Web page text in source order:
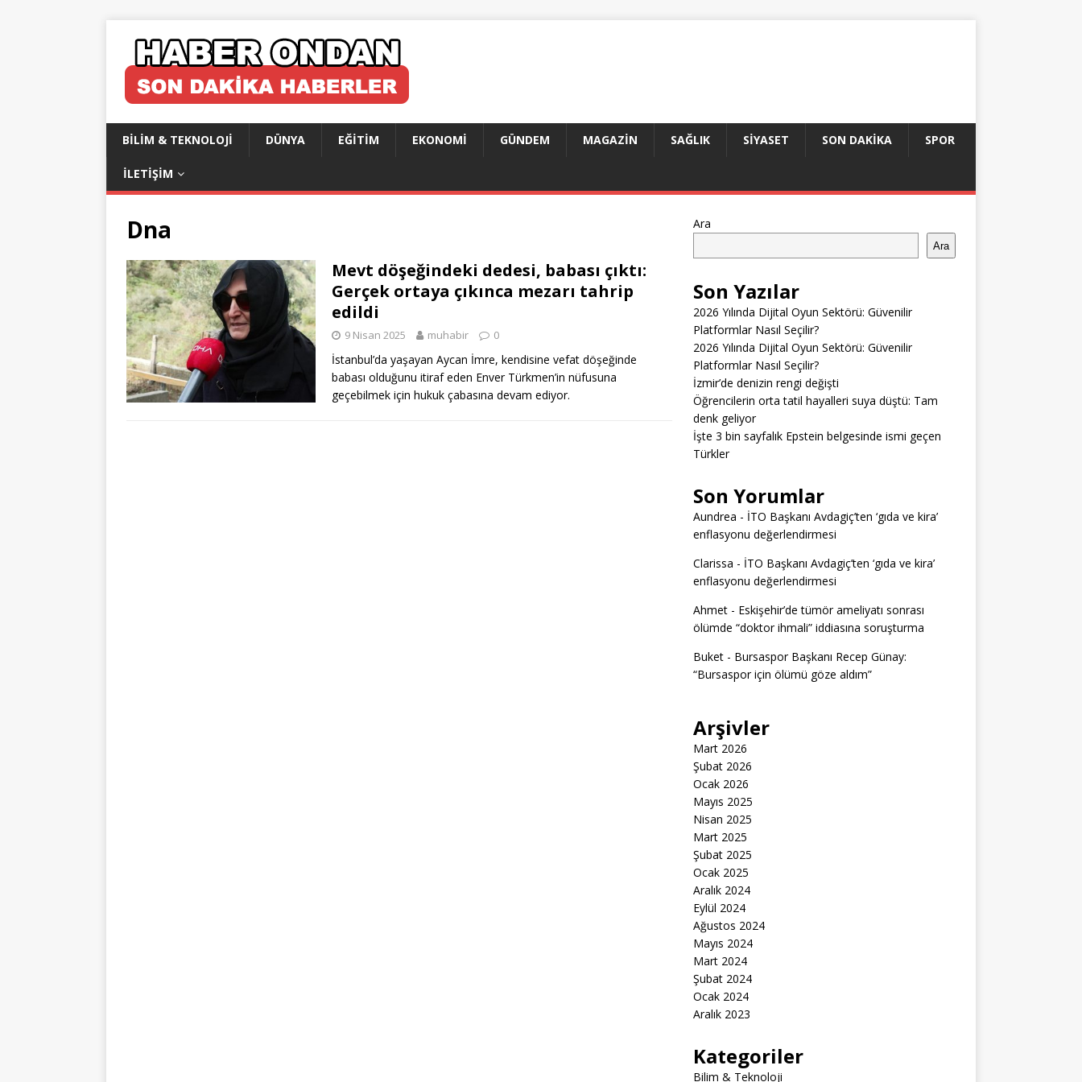
BILIM & TEKNOLOJI DÜNYA EĞITIM EKONOMI GÜNDEM MAGAZIN SAĞLIK SIYASET SON DAKIKA SPOR
İLETIŞIM
Dna
Mevt döşeğindeki dedesi, babası çıktı:
Gerçek ortaya çıkınca mezarı tahrip
edildi
9 Nisan 2025 muhabir 0
İstanbul’da yaşayan Aycan İmre, kendisine vefat döşeğinde
babası olduğunu itiraf eden Enver Türkmen’in nüfusuna
geçebilmek için hukuk çabasına devam ediyor.
Ara
Ara
Son Yazılar
2026 Yılında Dijital Oyun Sektörü: Güvenilir
Platformlar Nasıl Seçilir?
2026 Yılında Dijital Oyun Sektörü: Güvenilir
Platformlar Nasıl Seçilir?
İzmir’de denizin rengi değişti
Öğrencilerin orta tatil hayalleri suya düştü: Tam
denk geliyor
İşte 3 bin sayfalık Epstein belgesinde ismi geçen
Türkler
Son Yorumlar
Aundrea - İTO Başkanı Avdagiç’ten ‘gıda ve kira’
enflasyonu değerlendirmesi
Clarissa - İTO Başkanı Avdagiç’ten ‘gıda ve kira’
enflasyonu değerlendirmesi
Ahmet- Eskişehir’de tümör ameliyatı sonrası
ölümde “doktor ihmali” iddiasına soruşturma
Buket- Bursaspor Başkanı Recep Günay:
“Bursaspor için ölümü göze aldım”
Arşivler
Mart 2026
Şubat 2026
Ocak 2026
Mayıs 2025
Nisan 2025
Mart 2025
Şubat 2025
Ocak 2025
Aralık 2024
Eylül 2024
Ağustos 2024
Mayıs 2024
Mart 2024
Şubat 2024
Ocak 2024
Aralık 2023
Kategoriler
Bilim & Teknoloji